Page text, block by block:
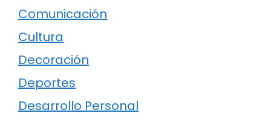
Comunicación
Cultura
Decoración
Deportes
Desarrollo Personal